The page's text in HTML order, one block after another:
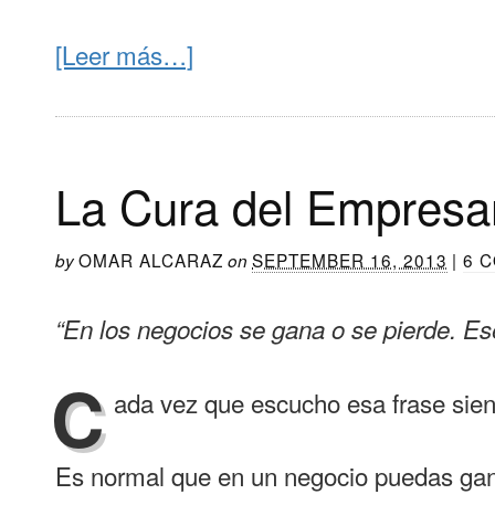
[Leer más…]
La Cura del
byOMAR ALCARAZ onSEPTEMBER 16, 2013 |6
“En los negocios se gana o se pierde.
C ada vez que escucho esa frase
Es normal que en un negocio puedas